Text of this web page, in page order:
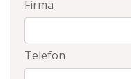
Firma
Telefon